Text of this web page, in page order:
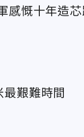
感慨十年造
艱難時間